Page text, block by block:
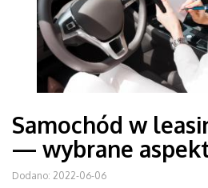
Samochód w
— wybrane
Dodano: 2022-06-06